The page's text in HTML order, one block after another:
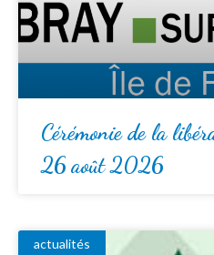
Cérémonie de la
26 août 2026
actualités